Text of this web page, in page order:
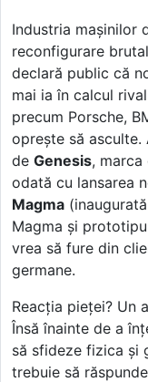
Industria mașinilor
reconfigurare
declară public că
mai ia în calcul
precum Porsche,
oprește să
de Genesis, marca
odată cu lansarea
Magma
Magma și
vrea să fure din
germane.
Reacția pieței? Un
Însă înainte de a
să sfideze fizica și
trebuie să